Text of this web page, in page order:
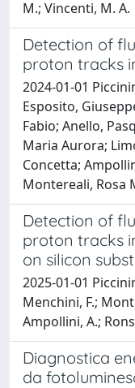
M.; Vincenti, M. A.
Detection of
proton tracks
2024-01-01
Esposito,
Fabio; Anello,
Maria Aurora;
Concetta;
Montereali, Rosa
Detection of
proton tracks
on silicon
2025-01-01
Menchini, F.;
Ampollini, A.;
Diagnostica
da